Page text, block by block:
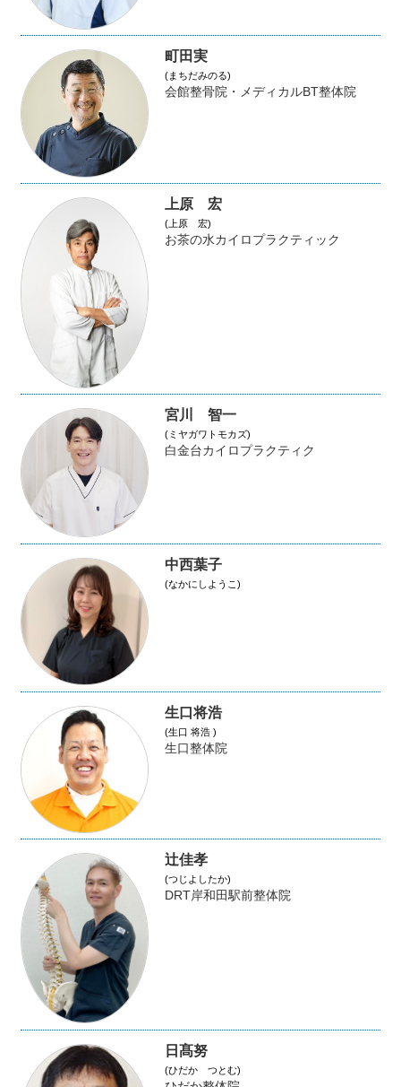
町田実
(まちだみのる)
会館整骨院・メディカルBT整体院
上原 宏
(上原 宏)
お茶の水カイロプラクティック
宮川 智一
(ミヤガワトモカズ)
白金台カイロプラクティク
中西葉子
(なかにしようこ)
生口将浩
(生口 将浩 )
生口整体院
辻佳孝
(つじよしたか)
DRT岸和田駅前整体院
日髙努
(ひだか つとむ)